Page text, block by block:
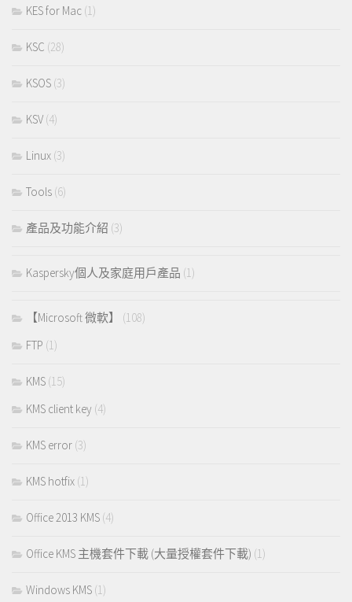
KES for Mac (1)
KSC (28)
KSOS (3)
KSV (4)
Linux (3)
Tools (6)
產品及功能介紹 (3)
Kaspersky個人及家庭用戶產品 (1)
【Microsoft 微軟】
(108)
FTP (1)
KMS (15)
KMS client key (4)
KMS error (3)
KMS hotfix (1)
Office 2013 KMS (4)
Office KMS 主機套件下載 (大量授權套件下載) (1)
Windows KMS (1)